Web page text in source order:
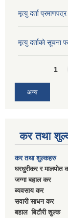
मृत्यु दर्ता प्रमाणपत्र
मृत्यु दर्ताकाे सूचना
Pages1
अन्य
कर तथा
कर तथा शुल्कहरु
घरधुरीकर र मालपाेत
जग्गा बहाल कर
ब्यवसाय कर
सवारी साधन कर
बहाल बिटाैरी शुल्क